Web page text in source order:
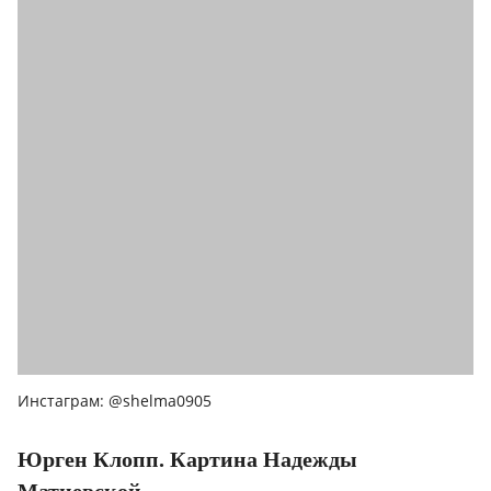
Инстаграм: @shelma0905
Юрген Клопп. Картина Надежды